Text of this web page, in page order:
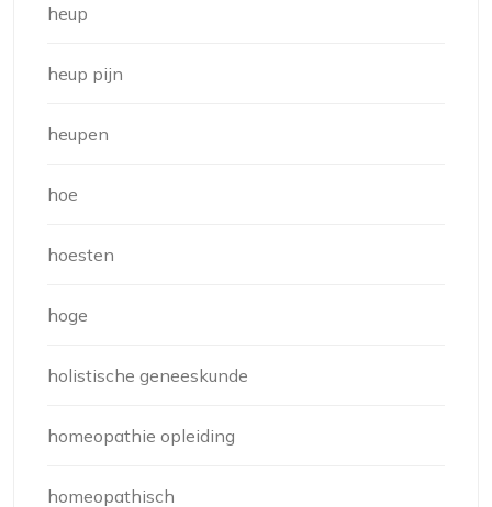
heup
heup pijn
heupen
hoe
hoesten
hoge
holistische geneeskunde
homeopathie opleiding
homeopathisch